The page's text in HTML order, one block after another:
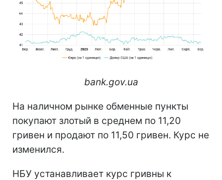
bank.gov.ua
На наличном рынке обменные пункты
покупают злотый в среднем по 11,20
гривен и продают по 11,50 гривен. Курс не
изменился.
НБУ устанавливает курс гривны к